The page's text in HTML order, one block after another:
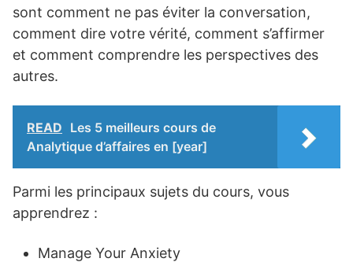
sont comment ne pas éviter la conversation,
comment dire votre vérité, comment s’affirmer
et comment comprendre les perspectives des
autres.
READ Les 5 meilleurs cours de
Analytique d’affaires en [year]
Parmi les principaux sujets du cours, vous
apprendrez :
Manage Your Anxiety